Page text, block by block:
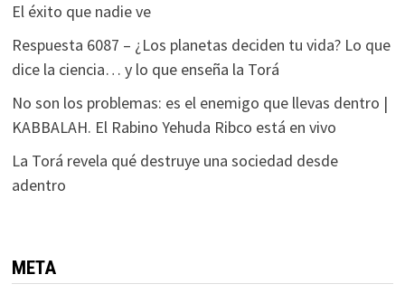
El éxito que nadie ve
Respuesta 6087 – ¿Los planetas deciden tu vida? Lo que
dice la ciencia… y lo que enseña la Torá
No son los problemas: es el enemigo que llevas dentro |
KABBALAH. El Rabino Yehuda Ribco está en vivo
La Torá revela qué destruye una sociedad desde
adentro
META